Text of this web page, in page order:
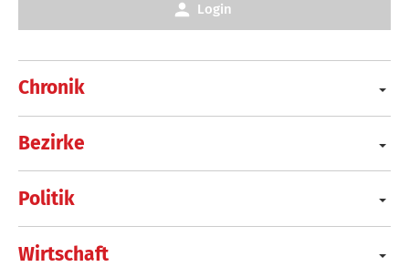
Chronik
Bezirke
Politik
Wirtschaft
Login